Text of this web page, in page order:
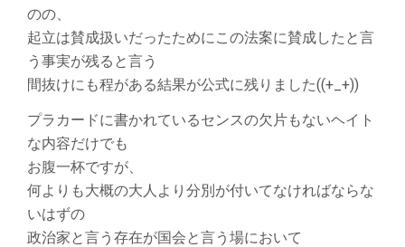
のの、
起立は賛成扱いだったためにこの法案に賛成したと言
う事実が残ると言う
間抜けにも程がある結果が公式に残りました((+_+))
プラカードに書かれているセンスの欠片もないヘイト
な内容だけでも
お腹一杯ですが、
何よりも大概の大人より分別が付いてなければならな
いはずの
政治家と言う存在が国会と言う場において